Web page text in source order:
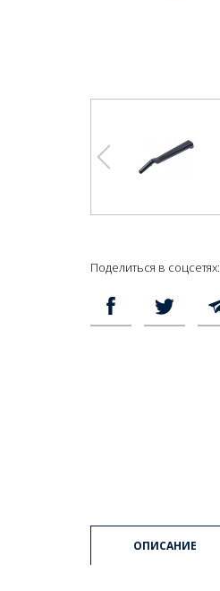
Поделиться в соцсетях:
ОПИСАНИЕ